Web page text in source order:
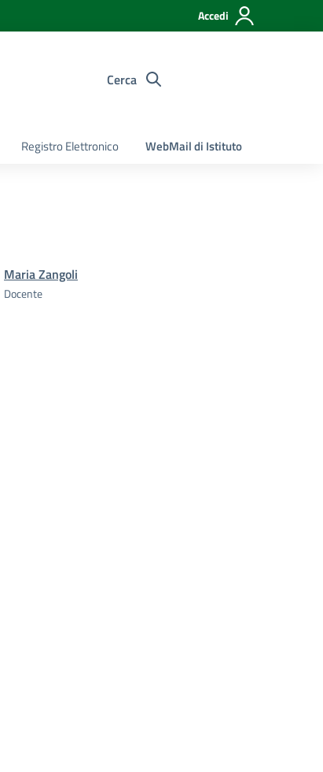
Accedi
Cerca
Registro Elettronico WebMail di Istituto
Maria Zangoli
Docente